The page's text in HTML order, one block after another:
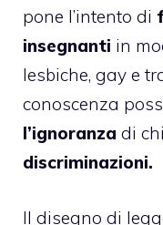
pone l’intento di
insegnanti in
lesbiche, gay e
conoscenza
l’ignoranza di
discriminazioni.
Il disegno di